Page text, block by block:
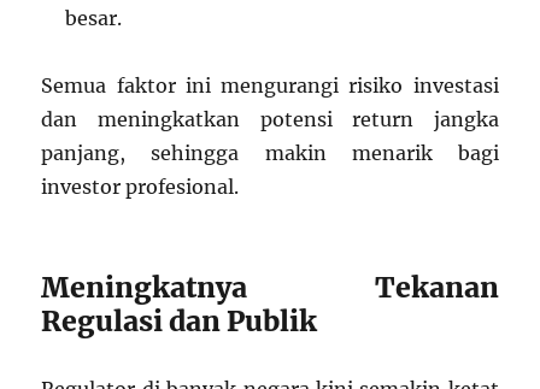
besar.
Semua faktor ini mengurangi risiko investasi
dan meningkatkan potensi return jangka
panjang, sehingga makin menarik bagi
investor profesional.
Meningkatnya Tekanan
Regulasi dan Publik